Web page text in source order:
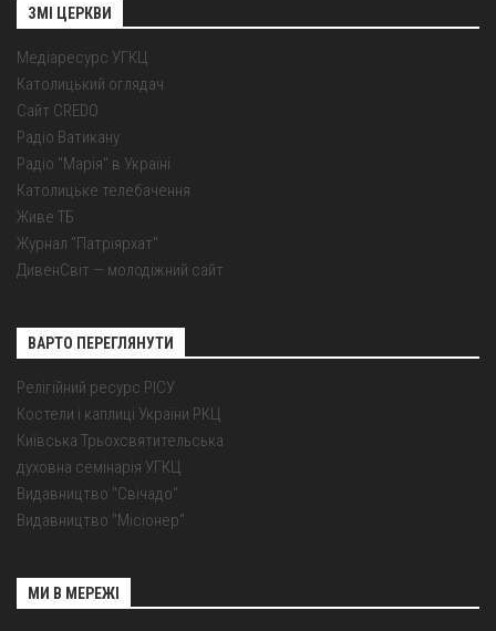
ЗМІ ЦЕРКВИ
Медіаресурс УГКЦ
Католицький оглядач
Сайт CREDO
Радіо Ватикану
Радіо "Марія" в Україні
Католицьке телебачення
Живе ТБ
Журнал "Патріярхат"
ДивенСвіт — молодіжний сайт
ВАРТО ПЕРЕГЛЯНУТИ
Релігійний ресурс РІСУ
Костели і каплиці України РКЦ
Київська Трьохсвятительська
духовна семінарія УГКЦ
Видавництво "Свічадо"
Видавництво "Місіонер"
МИ В МЕРЕЖІ